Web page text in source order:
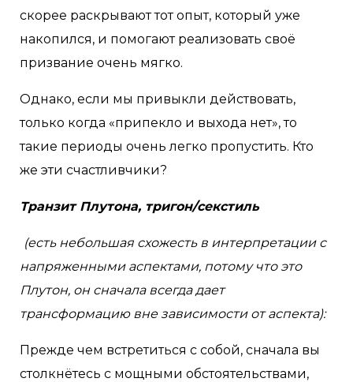
скорее раскрывают тот опыт, который уже
накопился, и помогают реализовать своё
призвание очень мягко.
Однако, если мы привыкли действовать,
только когда «припекло и выхода нет», то
такие периоды очень легко пропустить. Кто
же эти счастливчики?
Транзит Плутона, тригон/секстиль
(есть небольшая схожесть в интерпретации с
напряженными аспектами, потому что это
Плутон, он сначала всегда дает
трансформацию вне зависимости от аспекта):
Прежде чем встретиться с собой, сначала вы
столкнётесь с мощными обстоятельствами,